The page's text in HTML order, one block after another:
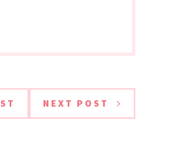
NEXT POST